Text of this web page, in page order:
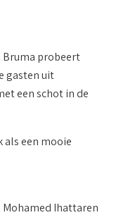
Bruma probeert
gasten uit
een schot in de
als een mooie
Mohamed Ihattaren